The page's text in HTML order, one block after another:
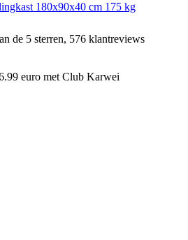
180x90x40 cm 175 kg
de 5 sterren, 576 klantreviews
euro met Club Karwei